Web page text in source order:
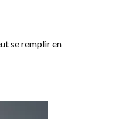
se remplir en